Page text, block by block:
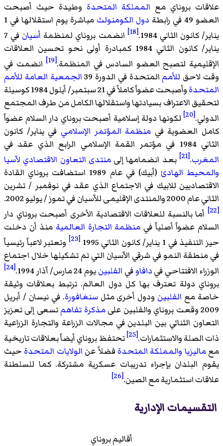
علاقات بروناي مع المملكة المتحدة وطيدة حيث أصبحت
العضو 49 في رابطة
دول الكومنولث
مباشرة يوم استقلالها في 1
يناير/ كانون الثاني 1984.
[18] انضمت بروناي لمنظمة أسيان
في 7
يناير/ كانون الثاني 1984 كمبادرة أولى نحو تحسين العلاقات
الإقليمية لتصبح العضو السادس في المنظمة.[19]
انضمت في
وقت لاحق للأمم المتحدة في الدورة 39
الجمعية العامة للأمم
المتحدة
وأصبحت عضواً كاملاً في 21 سبتمبر/ أيلول 1984 كوسيلة
لتحقيق الاعتراف بسيادتها واستقلالها الكامل من طرف المجتمع
الدولي.[20]
لكونها دولة إسلامية أصبحت بروناي دار السلام عضواً
كامل العضوية في منظمة المؤتمر الإسلامي في يناير/ كانون
الثاني 1984 في مؤتمر القمة الإسلامي الرابع الذي عقد في
المغرب.
[21] بعد انضمامها إلىمنتدى التعاون الاقتصادي لآسيا
والمحيط الهادئ
(أبيك) في عام 1989 استضافت بروناي القادة
الاقتصاديين للابيك في الاجتماع الذي عقد في نوفمبر / تشرين
الثاني عام 2000 والمنتدى الإقليمى للآسيان في تموز / يوليو 2002.
[22]
أما بالنسبة للعلاقات الاقتصادية الأخرى أصبحت بروناي دار
السلام عضواً أصلياً في منظمة التجارة العالمية منذ أن دخلت
حيز التنفيذ في 1 يناير/ كانون الثاني 1995
[23]
وتعتبر لاعباً رئيسياً
في منطقة النمو في شرقي الآسيان التي تم تشكيلها خلال اجتماع
الوزراء الافتتاحي فيدافاوفي الفلبينيوم 24 مارس/ آذار 1994. [24]
بروناي دولة تعترف بها كل دول العالم. ترتبط بعلاقات وثيقة
خاصة مع الفلبين ودول أخرى مثلسنغافورة. في نيسان / أبريل
2009 وقعت بروناي والفلبين على
مذكرة تفاهمتسعى إلى تعزيز
التعاون الثنائي بين البلدين في مجالات الزراعة والتجارة الزراعية
ذات الصلة والاستثمارات.[25]
تحتفظ بروناي أيضاً بعلاقات تاريخية
معماليزيا والمملكة المتحدة فضلاً عن الولايات المتحدة حيث
يقوم البلدان بإجراء تدريبات عسكرية مشتركة. كما للسلطنة
علاقات استثمارية مع الصين.[26]
التقسيمات الإدارية
أقاليم بروناي